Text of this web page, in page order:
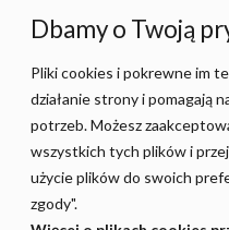
Dbamy o Twoją
Pliki cookies i pokrewne im
działanie strony i pomagają
potrzeb. Możesz
wszystkich tych plików i
użycie plików do swoich
zgody".